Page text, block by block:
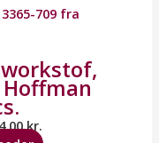
kr.
vare
varianter.
Mulighederne